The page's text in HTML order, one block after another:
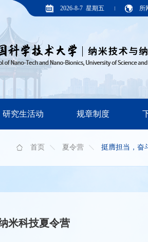
2026-8-7 星期五 所
研究生活动 规章制度
首页 夏令营 挺膺担当，奋
米科技夏令营